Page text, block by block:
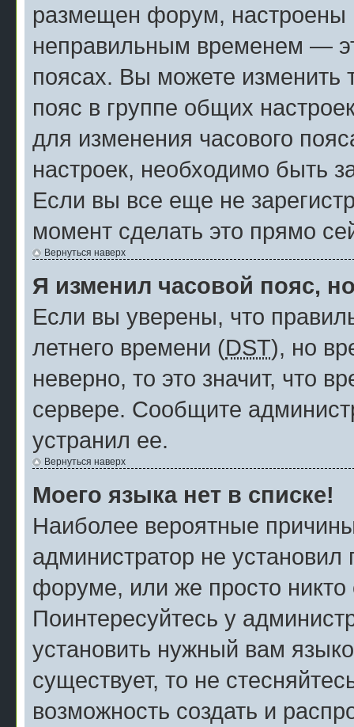
размещен форум, настроены
неправильным временем —
поясах. Вы можете изменить
пояс в группе общих
для изменения часового
настроек, необходимо быть
Если вы все еще не
момент сделать это прямо
Вернуться наверх
Я изменил часовой пояс,
Если вы уверены, что
летнего времени (DST), но
неверно, то это значит, что
сервере. Сообщите
устранил ее.
Вернуться наверх
Моего языка нет в списке!
Наиболее вероятные
администратор не
форуме, или же просто
Поинтересуйтесь у
установить нужный вам
существует, то не
возможность создать и